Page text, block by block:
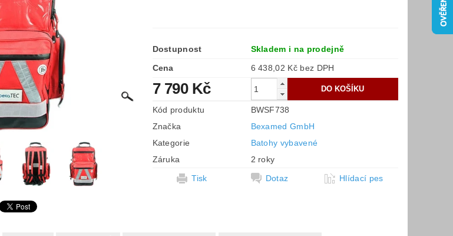
Dostupnost
Skladem i na prodejně
Cena
6 438,02 Kč bez DPH
7 790 Kč
Kód produktu
BWSF738
Značka
Bexamed GmbH
Kategorie
Batohy vybavené
Záruka
2 roky
Tisk
Dotaz Hlídací pes